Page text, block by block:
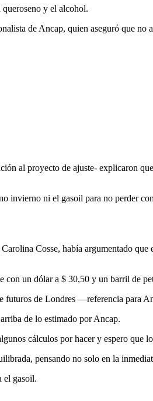
y el alcohol.
de Ancap, quien aseguró que no
al proyecto de ajuste- explicaron
invierno ni el gasoil para no perder
Cosse, había argumentado
con un dólar a $ 30,50 y un barril de
futuros de Londres —referencia para
de lo estimado por Ancap.
cálculos por hacer y espero
pensando no solo en la
el gasoil.